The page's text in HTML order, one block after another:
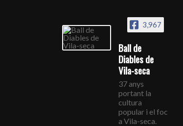
3,967
Ball de
Diables de
Vila-seca
37 anys
portant la
cultura
popular i el foc
a Vila-seca.